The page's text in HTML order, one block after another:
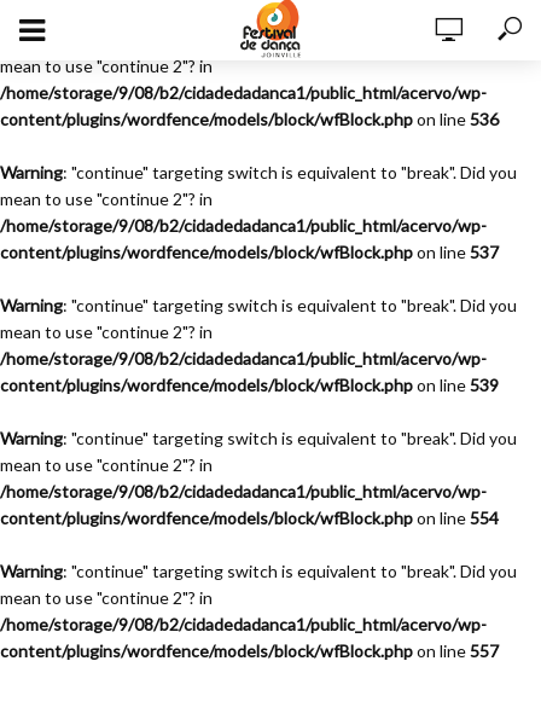
Warning
: "continue" targeting switch is equivalent to "break". Did you
mean to use "continue 2"? in
/home/storage/9/08/b2/cidadedadanca1/public_html/acervo/wp-
content/plugins/wordfence/models/block/wfBlock.phpon line536
Warning: "continue" targeting switch is equivalent to "break". Did you
mean to use "continue 2"? in
/home/storage/9/08/b2/cidadedadanca1/public_html/acervo/wp-
content/plugins/wordfence/models/block/wfBlock.phpon line537
Warning: "continue" targeting switch is equivalent to "break". Did you
mean to use "continue 2"? in
/home/storage/9/08/b2/cidadedadanca1/public_html/acervo/wp-
content/plugins/wordfence/models/block/wfBlock.phpon line539
Warning: "continue" targeting switch is equivalent to "break". Did you
mean to use "continue 2"? in
/home/storage/9/08/b2/cidadedadanca1/public_html/acervo/wp-
content/plugins/wordfence/models/block/wfBlock.phpon line554
Warning: "continue" targeting switch is equivalent to "break". Did you
mean to use "continue 2"? in
/home/storage/9/08/b2/cidadedadanca1/public_html/acervo/wp-
content/plugins/wordfence/models/block/wfBlock.phpon line557